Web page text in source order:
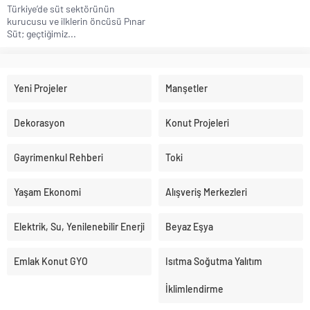
Türkiye’de süt sektörünün
kurucusu ve ilklerin öncüsü Pınar
Süt; geçtiğimiz...
Yeni Projeler Manşetler
Dekorasyon Konut Projeleri
Gayrimenkul Rehberi Toki
Yaşam Ekonomi Alışveriş Merkezleri
Elektrik, Su, Yenilenebilir Enerji Beyaz Eşya
Emlak Konut GYO Isıtma Soğutma Yalıtım
İklimlendirme